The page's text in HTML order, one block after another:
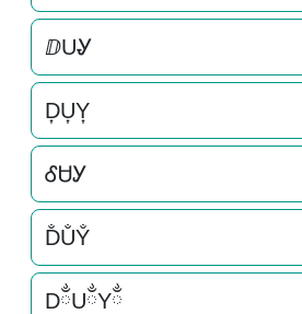
ⅅUᎽ
D͎U͎Y͎
ᎴᏌᎩ
D̐U̐Y̐
DྂUྂYྂ